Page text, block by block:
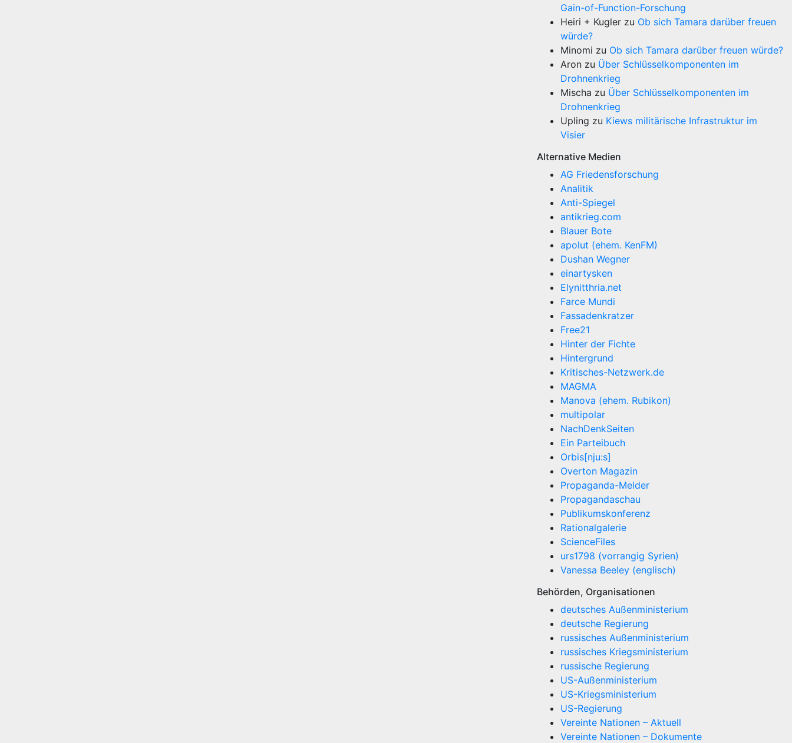
Gain-of-Function-Forschung
Heiri + Kugler zu Ob sich Tamara darüber freuen
würde?
Minomi zu Ob sich Tamara darüber freuen würde?
Aron zu Über Schlüsselkomponenten im
Drohnenkrieg
Mischa zu Über Schlüsselkomponenten im
Drohnenkrieg
Upling zu Kiews militärische Infrastruktur im
Visier
Alternative Medien
AG Friedensforschung
Analitik
Anti-Spiegel
antikrieg.com
Blauer Bote
apolut (ehem. KenFM)
Dushan Wegner
einartysken
Elynitthria.net
Farce Mundi
Fassadenkratzer
Free21
Hinter der Fichte
Hintergrund
Kritisches-Netzwerk.de
MAGMA
Manova (ehem. Rubikon)
multipolar
NachDenkSeiten
Ein Parteibuch
Orbis[nju:s]
Overton Magazin
Propaganda-Melder
Propagandaschau
Publikumskonferenz
Rationalgalerie
ScienceFiles
urs1798 (vorrangig Syrien)
Vanessa Beeley (englisch)
Behörden, Organisationen
deutsches Außenministerium
deutsche Regierung
russisches Außenministerium
russisches Kriegsministerium
russische Regierung
US-Außenministerium
US-Kriegsministerium
US-Regierung
Vereinte Nationen – Aktuell
Vereinte Nationen – Dokumente